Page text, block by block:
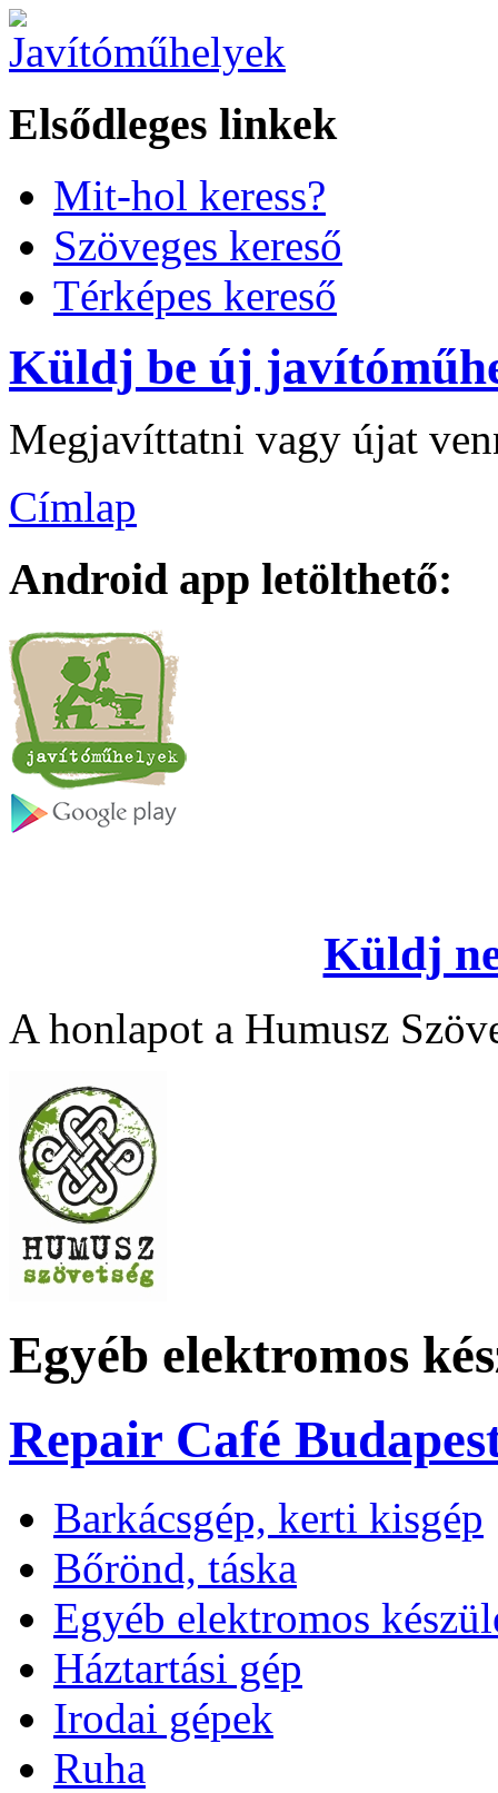
Elsődleges linkek
Mit-hol keress?
Szöveges kereső
Térképes kereső
Küldj be új
Megjavíttatni vagy újat
Címlap
Android app letölthető:
Küldj
A honlapot a Humusz
Egyéb elektromos
Repair Café
Barkácsgép, kerti kisgép
Bőrönd, táska
Egyéb elektromos
Háztartási gép
Irodai gépek
Ruha